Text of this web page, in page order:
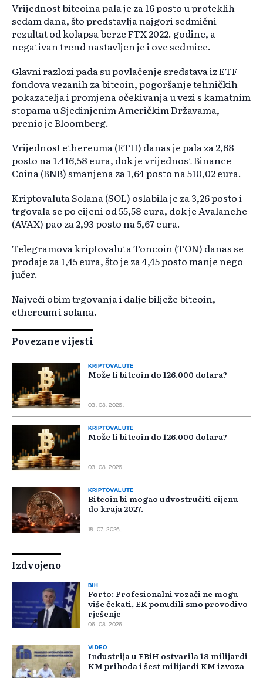
Vrijednost bitcoina pala je za 16 posto u proteklih
sedam dana, što predstavlja najgori sedmični
rezultat od kolapsa berze FTX 2022. godine, a
negativan trend nastavljen je i ove sedmice.
Glavni razlozi pada su povlačenje sredstava iz ETF
fondova vezanih za bitcoin, pogoršanje tehničkih
pokazatelja i promjena očekivanja u vezi s kamatnim
stopama u Sjedinjenim Američkim Državama,
prenio je Bloomberg.
Vrijednost ethereuma (ETH) danas je pala za 2,68
posto na 1.416,58 eura, dok je vrijednost Binance
Coina (BNB) smanjena za 1,64 posto na 510,02 eura.
Kriptovaluta Solana (SOL) oslabila je za 3,26 posto i
trgovala se po cijeni od 55,58 eura, dok je Avalanche
(AVAX) pao za 2,93 posto na 5,67 eura.
Telegramova kriptovaluta Toncoin (TON) danas se
prodaje za 1,45 eura, što je za 4,45 posto manje nego
jučer.
Najveći obim trgovanja i dalje bilježe bitcoin,
ethereum i solana.
Povezane vijesti
KRIPTOVALUTE
Može li bitcoin do 126.000 dolara?
03. 08. 2026.
KRIPTOVALUTE
Može li bitcoin do 126.000 dolara?
03. 08. 2026.
KRIPTOVALUTE
Bitcoin bi mogao udvostručiti cijenu
do kraja 2027.
18. 07. 2026.
Izdvojeno
BIH
Forto: Profesionalni vozači ne mogu
više čekati, EK ponudili smo provodivo
rješenje
06. 08. 2026.
VIDEO
Industrija u FBiH ostvarila 18 milijardi
KM prihoda i šest milijardi KM izvoza